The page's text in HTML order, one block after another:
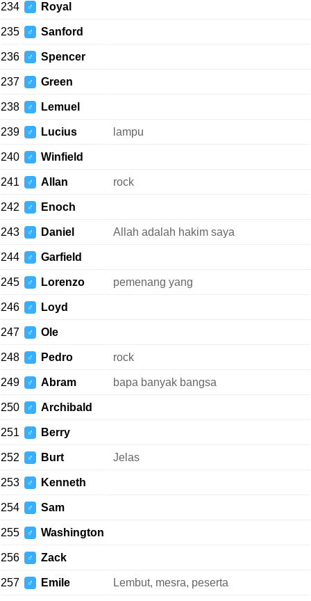
234 ♂ Royal
235 ♂ Sanford
236 ♂ Spencer
237 ♂ Green
238 ♂ Lemuel
239 ♂ Lucius lampu
240 ♂ Winfield
241 ♂ Allan rock
242 ♂ Enoch
243 ♂ Daniel Allah adalah hakim saya
244 ♂ Garfield
245 ♂ Lorenzo pemenang yang
246 ♂ Loyd
247 ♂ Ole
248 ♂ Pedro rock
249 ♂ Abram bapa banyak bangsa
250 ♂ Archibald
251 ♂ Berry
252 ♂ Burt Jelas
253 ♂ Kenneth
254 ♂ Sam
255 ♂ Washington
256 ♂ Zack
257 ♂ Emile Lembut, mesra, peserta